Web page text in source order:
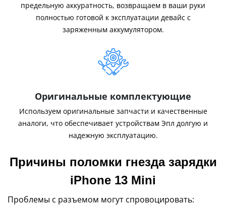
предельную аккуратность, возвращаем в ваши руки
полностью готовой к эксплуатации девайс с
заряженным аккумулятором.
Оригинальные комплектующие
Используем оригинальные запчасти и качественные
аналоги, что обеспечивает устройствам Эпл долгую и
надежную эксплуатацию.
Причины поломки гнезда зарядки
iPhone 13 Mini
Проблемы с разъемом могут спровоцировать: